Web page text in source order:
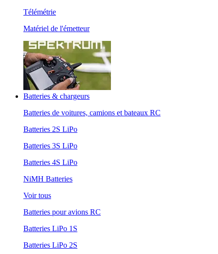
Télémétrie
Matériel de l'émetteur
Batteries & chargeurs
Batteries de voitures, camions et bateaux RC
Batteries 2S LiPo
Batteries 3S LiPo
Batteries 4S LiPo
NiMH Batteries
Voir tous
Batteries pour avions RC
Batteries LiPo 1S
Batteries LiPo 2S